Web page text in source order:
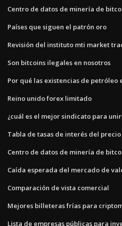
Centro de datos de minería de
Países que siguen el patrón oro
Revisión del instituto mti market
Son bitcoins ilegales en nosotros
Por qué las existencias de petróleo
Reino unido forex limitado
¿cuál es el mejor sindicato para
Tabla de tasas de interés del
Centro de datos de minería de
Caída esperada del mercado de
Comparación de vista comercial
Mejores billeteras frías para
Lista de empresas públicas para